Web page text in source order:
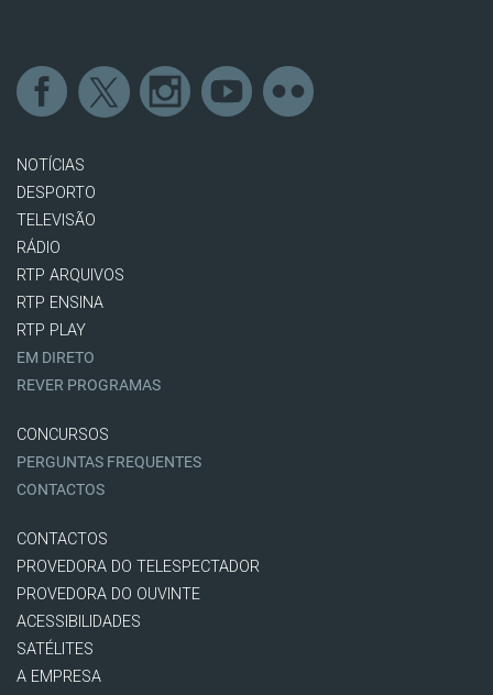
NOTÍCIAS
DESPORTO
TELEVISÃO
RÁDIO
RTP ARQUIVOS
RTP ENSINA
RTP PLAY
EM DIRETO
REVER PROGRAMAS
CONCURSOS
PERGUNTAS FREQUENTES
CONTACTOS
CONTACTOS
PROVEDORA DO TELESPECTADOR
PROVEDORA DO OUVINTE
ACESSIBILIDADES
SATÉLITES
A EMPRESA